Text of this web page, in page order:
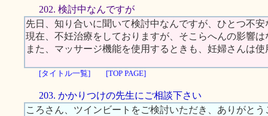
202. 検討中なんですが
先日、知り合いに聞いて検討中なんですが、ひとつ不
現在、不妊治療をしておりますが、そこらへんの影響
また、マッサージ機能を使用するときも、妊婦さんは
[タイトル一覧] [TOP PAGE]
203. かかりつけの先生にご相談下さい
ころさん、ツインビートをご検討いただき、ありがと